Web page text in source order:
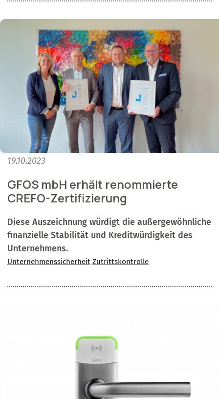
19.10.2023
GFOS mbH erhält renommierte
CREFO-Zertifizierung
Diese Auszeichnung würdigt die außergewöhnliche
finanzielle Stabilität und Kreditwürdigkeit des
Unternehmens.
Unternehmenssicherheit Zutrittskontrolle